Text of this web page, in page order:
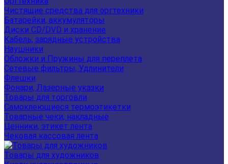
Чистящие средства для оргтехники
Батарейки, аккумуляторы
Диски CD/DVD и хранение
Кабель, зарядные устройства
Наушники
Обложки и Пружины для переплета
Сетевые фильтры, Удлинители
Флешки
Фонари, Лазерные указки
Товары для торговли
Самоклеющиеся термоэтикетки
Товарные чеки, накладные
Ценники, этикет лента
Чековая кассовая лента
Товары для художников